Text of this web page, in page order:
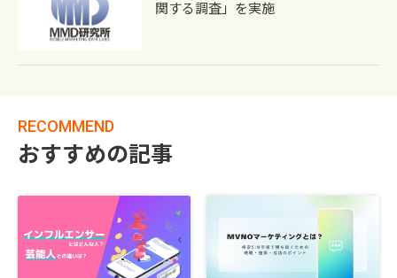
関する調査」を実施
RECOMMEND
おすすめの記事